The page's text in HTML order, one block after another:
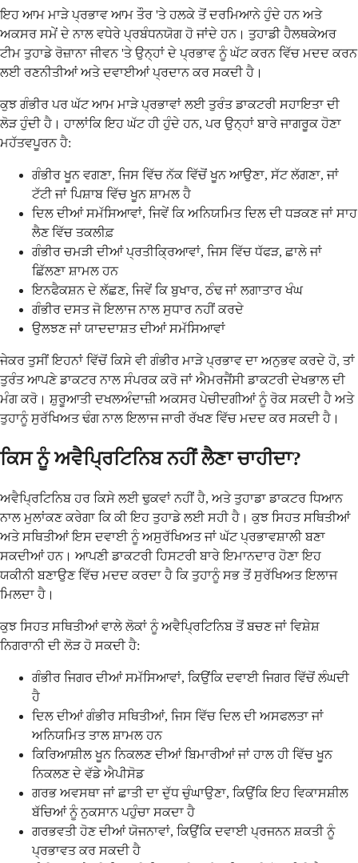
ਇਹ ਆਮ ਮਾੜੇ ਪ੍ਰਭਾਵ ਆਮ ਤੌਰ 'ਤੇ ਹਲਕੇ ਤੋਂ ਦਰਮਿਆਨੇ ਹੁੰਦੇ ਹਨ ਅਤੇ
ਅਕਸਰ ਸਮੇਂ ਦੇ ਨਾਲ ਵਧੇਰੇ ਪ੍ਰਬੰਧਨਯੋਗ ਹੋ ਜਾਂਦੇ ਹਨ। ਤੁਹਾਡੀ ਹੈਲਥਕੇਅਰ
ਟੀਮ ਤੁਹਾਡੇ ਰੋਜ਼ਾਨਾ ਜੀਵਨ 'ਤੇ ਉਨ੍ਹਾਂ ਦੇ ਪ੍ਰਭਾਵ ਨੂੰ ਘੱਟ ਕਰਨ ਵਿੱਚ ਮਦਦ ਕਰਨ
ਲਈ ਰਣਨੀਤੀਆਂ ਅਤੇ ਦਵਾਈਆਂ ਪ੍ਰਦਾਨ ਕਰ ਸਕਦੀ ਹੈ।
ਕੁਝ ਗੰਭੀਰ ਪਰ ਘੱਟ ਆਮ ਮਾੜੇ ਪ੍ਰਭਾਵਾਂ ਲਈ ਤੁਰੰਤ ਡਾਕਟਰੀ ਸਹਾਇਤਾ ਦੀ
ਲੋੜ ਹੁੰਦੀ ਹੈ। ਹਾਲਾਂਕਿ ਇਹ ਘੱਟ ਹੀ ਹੁੰਦੇ ਹਨ, ਪਰ ਉਨ੍ਹਾਂ ਬਾਰੇ ਜਾਗਰੂਕ ਹੋਣਾ
ਮਹੱਤਵਪੂਰਨ ਹੈ:
ਗੰਭੀਰ ਖੂਨ ਵਗਣਾ, ਜਿਸ ਵਿੱਚ ਨੱਕ ਵਿੱਚੋਂ ਖੂਨ ਆਉਣਾ, ਸੱਟ ਲੱਗਣਾ, ਜਾਂ
ਟੱਟੀ ਜਾਂ ਪਿਸ਼ਾਬ ਵਿੱਚ ਖੂਨ ਸ਼ਾਮਲ ਹੈ
ਦਿਲ ਦੀਆਂ ਸਮੱਸਿਆਵਾਂ, ਜਿਵੇਂ ਕਿ ਅਨਿਯਮਿਤ ਦਿਲ ਦੀ ਧੜਕਣ ਜਾਂ ਸਾਹ
ਲੈਣ ਵਿੱਚ ਤਕਲੀਫ਼
ਗੰਭੀਰ ਚਮੜੀ ਦੀਆਂ ਪ੍ਰਤੀਕ੍ਰਿਆਵਾਂ, ਜਿਸ ਵਿੱਚ ਧੱਫੜ, ਛਾਲੇ ਜਾਂ
ਛਿੱਲਣਾ ਸ਼ਾਮਲ ਹਨ
ਇਨਫੈਕਸ਼ਨ ਦੇ ਲੱਛਣ, ਜਿਵੇਂ ਕਿ ਬੁਖਾਰ, ਠੰਢ ਜਾਂ ਲਗਾਤਾਰ ਖੰਘ
ਗੰਭੀਰ ਦਸਤ ਜੋ ਇਲਾਜ ਨਾਲ ਸੁਧਾਰ ਨਹੀਂ ਕਰਦੇ
ਉਲਝਣ ਜਾਂ ਯਾਦਦਾਸ਼ਤ ਦੀਆਂ ਸਮੱਸਿਆਵਾਂ
ਜੇਕਰ ਤੁਸੀਂ ਇਹਨਾਂ ਵਿੱਚੋਂ ਕਿਸੇ ਵੀ ਗੰਭੀਰ ਮਾੜੇ ਪ੍ਰਭਾਵ ਦਾ ਅਨੁਭਵ ਕਰਦੇ ਹੋ, ਤਾਂ
ਤੁਰੰਤ ਆਪਣੇ ਡਾਕਟਰ ਨਾਲ ਸੰਪਰਕ ਕਰੋ ਜਾਂ ਐਮਰਜੈਂਸੀ ਡਾਕਟਰੀ ਦੇਖਭਾਲ ਦੀ
ਮੰਗ ਕਰੋ। ਸ਼ੁਰੂਆਤੀ ਦਖਲਅੰਦਾਜ਼ੀ ਅਕਸਰ ਪੇਚੀਦਗੀਆਂ ਨੂੰ ਰੋਕ ਸਕਦੀ ਹੈ ਅਤੇ
ਤੁਹਾਨੂੰ ਸੁਰੱਖਿਅਤ ਢੰਗ ਨਾਲ ਇਲਾਜ ਜਾਰੀ ਰੱਖਣ ਵਿੱਚ ਮਦਦ ਕਰ ਸਕਦੀ ਹੈ।
ਕਿਸ ਨੂੰ ਅਵੈਪ੍ਰਿਟਿਨਿਬ ਨਹੀਂ ਲੈਣਾ ਚਾਹੀਦਾ?
ਅਵੈਪ੍ਰਿਟਿਨਿਬ ਹਰ ਕਿਸੇ ਲਈ ਢੁਕਵਾਂ ਨਹੀਂ ਹੈ, ਅਤੇ ਤੁਹਾਡਾ ਡਾਕਟਰ ਧਿਆਨ
ਨਾਲ ਮੁਲਾਂਕਣ ਕਰੇਗਾ ਕਿ ਕੀ ਇਹ ਤੁਹਾਡੇ ਲਈ ਸਹੀ ਹੈ। ਕੁਝ ਸਿਹਤ ਸਥਿਤੀਆਂ
ਅਤੇ ਸਥਿਤੀਆਂ ਇਸ ਦਵਾਈ ਨੂੰ ਅਸੁਰੱਖਿਅਤ ਜਾਂ ਘੱਟ ਪ੍ਰਭਾਵਸ਼ਾਲੀ ਬਣਾ
ਸਕਦੀਆਂ ਹਨ। ਆਪਣੀ ਡਾਕਟਰੀ ਹਿਸਟਰੀ ਬਾਰੇ ਇਮਾਨਦਾਰ ਹੋਣਾ ਇਹ
ਯਕੀਨੀ ਬਣਾਉਣ ਵਿੱਚ ਮਦਦ ਕਰਦਾ ਹੈ ਕਿ ਤੁਹਾਨੂੰ ਸਭ ਤੋਂ ਸੁਰੱਖਿਅਤ ਇਲਾਜ
ਮਿਲਦਾ ਹੈ।
ਕੁਝ ਸਿਹਤ ਸਥਿਤੀਆਂ ਵਾਲੇ ਲੋਕਾਂ ਨੂੰ ਅਵੈਪ੍ਰਿਟਿਨਿਬ ਤੋਂ ਬਚਣ ਜਾਂ ਵਿਸ਼ੇਸ਼
ਨਿਗਰਾਨੀ ਦੀ ਲੋੜ ਹੋ ਸਕਦੀ ਹੈ:
ਗੰਭੀਰ ਜਿਗਰ ਦੀਆਂ ਸਮੱਸਿਆਵਾਂ, ਕਿਉਂਕਿ ਦਵਾਈ ਜਿਗਰ ਵਿੱਚੋਂ ਲੰਘਦੀ
ਹੈ
ਦਿਲ ਦੀਆਂ ਗੰਭੀਰ ਸਥਿਤੀਆਂ, ਜਿਸ ਵਿੱਚ ਦਿਲ ਦੀ ਅਸਫਲਤਾ ਜਾਂ
ਅਨਿਯਮਿਤ ਤਾਲ ਸ਼ਾਮਲ ਹਨ
ਕਿਰਿਆਸ਼ੀਲ ਖੂਨ ਨਿਕਲਣ ਦੀਆਂ ਬਿਮਾਰੀਆਂ ਜਾਂ ਹਾਲ ਹੀ ਵਿੱਚ ਖੂਨ
ਨਿਕਲਣ ਦੇ ਵੱਡੇ ਐਪੀਸੋਡ
ਗਰਭ ਅਵਸਥਾ ਜਾਂ ਛਾਤੀ ਦਾ ਦੁੱਧ ਚੁੰਘਾਉਣਾ, ਕਿਉਂਕਿ ਇਹ ਵਿਕਾਸਸ਼ੀਲ
ਬੱਚਿਆਂ ਨੂੰ ਨੁਕਸਾਨ ਪਹੁੰਚਾ ਸਕਦਾ ਹੈ
ਗਰਭਵਤੀ ਹੋਣ ਦੀਆਂ ਯੋਜਨਾਵਾਂ, ਕਿਉਂਕਿ ਦਵਾਈ ਪ੍ਰਜਨਨ ਸ਼ਕਤੀ ਨੂੰ
ਪ੍ਰਭਾਵਤ ਕਰ ਸਕਦੀ ਹੈ